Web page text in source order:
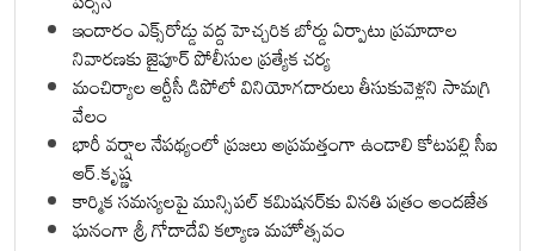
ఇందారం ఎక్స్‌రోడ్డు వద్ద హెచ్చరిక బోర్డు ఏర్పాటు ప్రమాదాల
నివారణకు జైపూర్ పోలీసుల ప్రత్యేక చర్య
మంచిర్యాల ఆర్టీసీ డిపోలో వినియోగదారులు తీసుకువెళ్లని సామగ్రి
వేలం
భారీ వర్షాల నేపథ్యంలో ప్రజలు అప్రమత్తంగా ఉండాలి కోటపల్లి సీఐ
ఆర్.కృష్ణ
కార్మిక సమస్యలపై మున్సిపల్ కమిషనర్‌కు వినతి పత్రం అందజేత
ఘనంగా శ్రీ గోదాదేవి కల్యాణ మహోత్సవం